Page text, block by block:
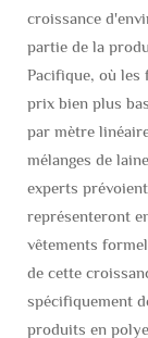
croissance
partie de la
Pacifique, où les
prix bien plus
par mètre
mélanges de
experts
représenteront
vêtements
de cette
spécifiquement
produits en